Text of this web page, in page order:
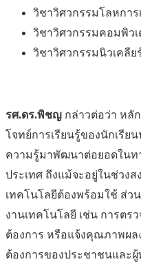
วิชาวิศวกรรมโลหการ
วิชาวิศวกรรมคอมพิวเ
วิชาวิศวกรรมนิวเคลีย
รศ.ดร.พิชญ กล่าวต่อว่า หลั
โจทย์การเรียนรู้ของนักเรีย
ความรู้มาพัฒนาต่อยอดในท
ประเทศ ถึงแม้จะอยู่ในช่วง
เทคโนโลยีต้องพร้อมใช้ ส่ว
งานเทคโนโลยี เช่น การตร
ต้องการ หรือแจ้งคุณภาพผ
ต้องการของประชาชนและ